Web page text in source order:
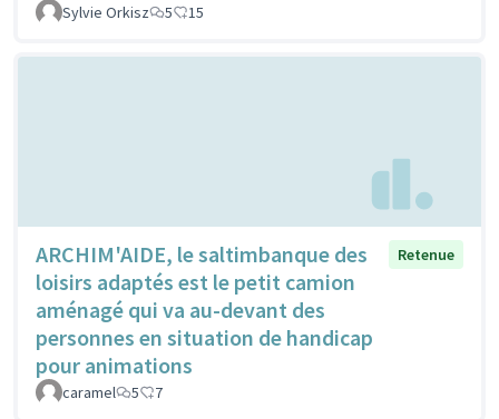
Sylvie Orkisz
5 15
ARCHIM'AIDE, le saltimbanque des
loisirs adaptés est le petit camion
aménagé qui va au-devant des
personnes en situation de handicap
pour animations
Retenue
caramel 5 7